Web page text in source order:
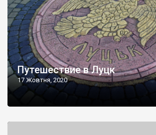
Путешествие в Луцк
17 Жовтня, 2020